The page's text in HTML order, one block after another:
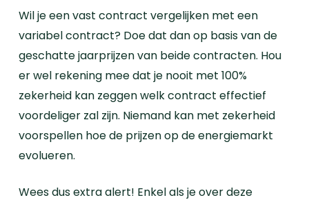
Wil je een vast contract vergelijken met een
variabel contract? Doe dat dan op basis van de
geschatte jaarprijzen van beide contracten. Hou
er wel rekening mee dat je nooit met 100%
zekerheid kan zeggen welk contract effectief
voordeliger zal zijn. Niemand kan met zekerheid
voorspellen hoe de prijzen op de energiemarkt
evolueren.
Wees dus extra alert! Enkel als je over deze